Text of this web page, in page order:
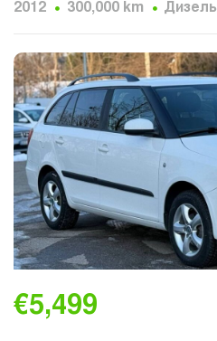
2012 300,000 km Дизель
€5,499